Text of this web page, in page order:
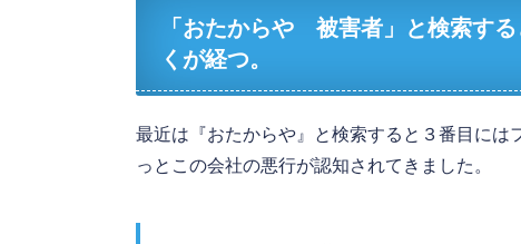
「おたからや 被害者」と検索す
くが経つ。
最近は『おたからや』と検索すると３番目に
っとこの会社の悪行が認知されてきました。